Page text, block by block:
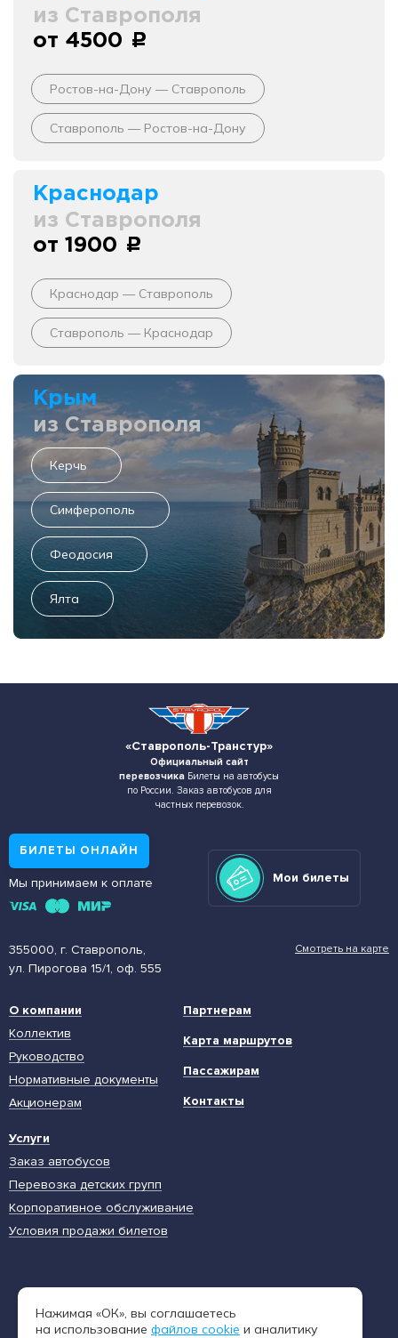
из Ставрополя
от 4500 c
Ростов-на-Дону — Ставрополь
Ставрополь — Ростов-на-Дону
Краснодар
из Ставрополя
от 1900 c
Краснодар — Ставрополь
Ставрополь — Краснодар
Крым
из Ставрополя
Керчь
Симферополь
Феодосия
Ялта
«Ставрополь-Транстур»
Официальный сайт
перевозчика Билеты на автобусы
по России. Заказ автобусов для
частных перевозок.
355000, г. Ставрополь,
ул. Пирогова 15/1, оф. 555
Смотреть на карте
БИЛЕТЫ ОНЛАЙН
Мы принимаем к оплате Мои билеты
О компании
Коллектив
Руководство
Нормативные документы
Акционерам
Услуги
Заказ автобусов
Перевозка детских групп
Корпоративное обслуживание
Условия продажи билетов
Партнерам
Карта маршрутов
Пассажирам
Контакты
8 (962) 402-65-54
Нажимая «ОК», вы соглашаетесь
на использование файлов cookie и аналитику